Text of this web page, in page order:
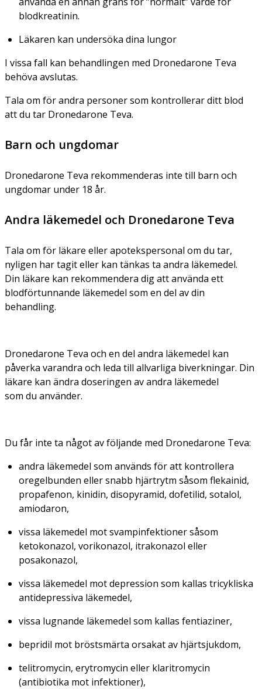
blodkreatinin.
Läkaren kan undersöka dina lungor
I vissa fall kan behandlingen med Dronedarone Teva
behöva avslutas.
Tala om för andra personer som kontrollerar ditt blod
att du tar Dronedarone Teva.
Barn och ungdomar
Dronedarone Teva rekommenderas inte till barn och
ungdomar under 18 år.
Andra läkemedel och Dronedarone Teva
Tala om för läkare eller apotekspersonal om du tar,
nyligen har tagit eller kan tänkas ta andra läkemedel.
Din läkare kan rekommendera dig att använda ett
blodförtunnande läkemedel som en del av din
behandling.
Dronedarone Teva och en del andra läkemedel kan
påverka varandra och leda till allvarliga biverkningar. Din
läkare kan ändra doseringen av andra läkemedel
som du använder.
Du får inte ta något av följande med Dronedarone Teva:
andra läkemedel som används för att kontrollera
oregelbunden eller snabb hjärtrytm såsom flekainid,
propafenon, kinidin, disopyramid, dofetilid, sotalol,
amiodaron,
vissa läkemedel mot svampinfektioner såsom
ketokonazol, vorikonazol, itrakonazol eller
posakonazol,
vissa läkemedel mot depression som kallas tricykliska
antidepressiva läkemedel,
vissa lugnande läkemedel som kallas fentiaziner,
bepridil mot bröstsmärta orsakat av hjärtsjukdom,
telitromycin, erytromycin eller klaritromycin
(antibiotika mot infektioner),